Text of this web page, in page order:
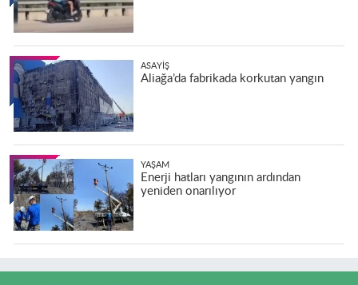
ASAYIŞ
Aliağa’da fabrikada korkutan yangın
YAŞAM
Enerji hatları yangının ardından
yeniden onarılıyor